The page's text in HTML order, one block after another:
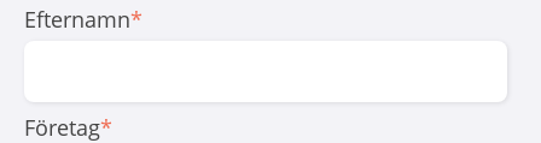
Efternamn*
Företag*